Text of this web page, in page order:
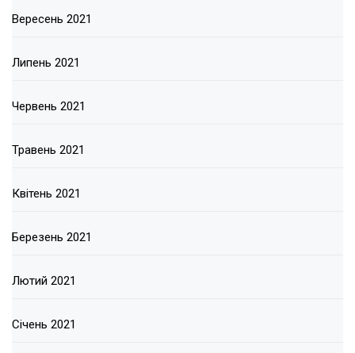
Вересень 2021
Липень 2021
Червень 2021
Травень 2021
Квітень 2021
Березень 2021
Лютий 2021
Січень 2021